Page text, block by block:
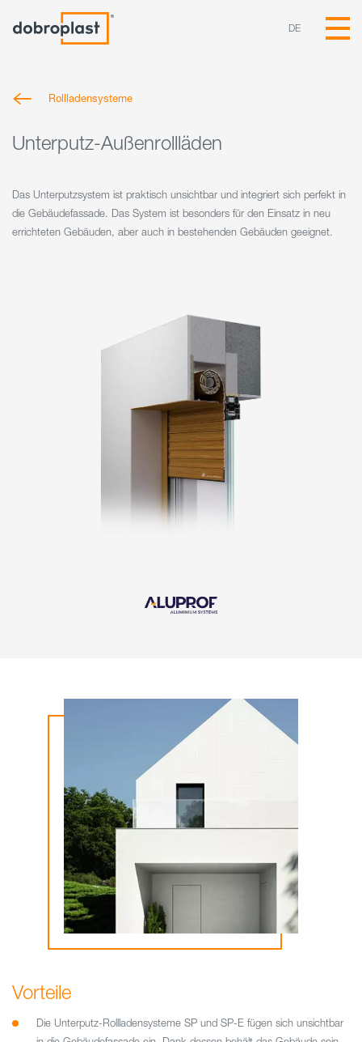
DE
Rollladensysteme
Unterputz-Außenrollläden
Das Unterputzsystem ist praktisch unsichtbar und integriert sich perfekt in
die Gebäudefassade. Das System ist besonders für den Einsatz in neu
errichteten Gebäuden, aber auch in bestehenden Gebäuden geeignet.
Vorteile
Die Unterputz-Rollladensysteme SP und SP-E fügen sich unsichtbar